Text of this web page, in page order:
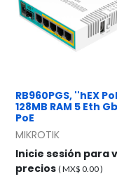
RB960PGS, ''hEX
128MB RAM 5 Eth
PoE
MIKROTIK
Inicie sesión para
precios ( MX$ 0.00)